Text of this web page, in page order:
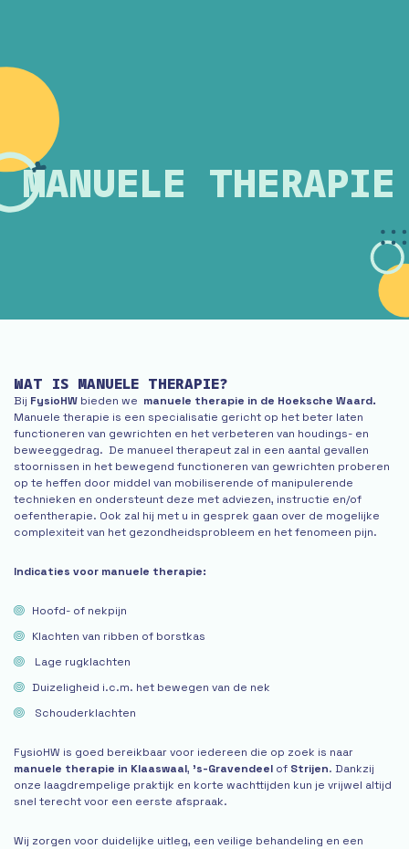
MANUELE THERAPIE
WAT IS MANUELE THERAPIE?
Bij FysioHW bieden we manuele therapie in de Hoeksche Waard.
Manuele therapie is een specialisatie gericht op het beter laten
functioneren van gewrichten en het verbeteren van houdings- en
beweeggedrag. De manueel therapeut zal in een aantal gevallen
stoornissen in het bewegend functioneren van gewrichten proberen
op te heffen door middel van mobiliserende of manipulerende
technieken en ondersteunt deze met adviezen, instructie en/of
oefentherapie. Ook zal hij met u in gesprek gaan over de mogelijke
complexiteit van het gezondheidsprobleem en het fenomeen pijn.
Indicaties voor manuele therapie:
Hoofd- of nekpijn
Klachten van ribben of borstkas
Lage rugklachten
Duizeligheid i.c.m. het bewegen van de nek
Schouderklachten
FysioHW is goed bereikbaar voor iedereen die op zoek is naar
manuele therapie in Klaaswaal, ’s-Gravendeel of Strijen. Dankzij
onze laagdrempelige praktijk en korte wachttijden kun je vrijwel altijd
snel terecht voor een eerste afspraak.
Wij zorgen voor duidelijke uitleg, een veilige behandeling en een